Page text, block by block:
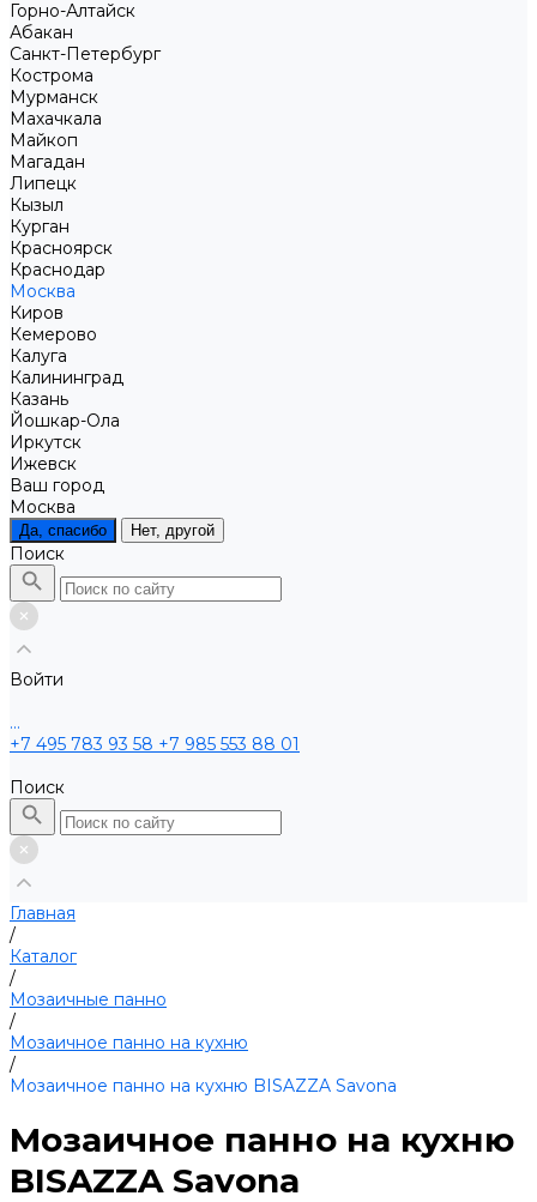
Горно-Алтайск
Абакан
Санкт-Петербург
Кострома
Мурманск
Махачкала
Майкоп
Магадан
Липецк
Кызыл
Курган
Красноярск
Краснодар
Москва
Киров
Кемерово
Калуга
Калининград
Казань
Йошкар-Ола
Иркутск
Ижевск
Ваш город
Москва
Да, спасибо Нет, другой
Поиск
Войти
...
+7 495 783 93 58 +7 985 553 88 01
Поиск
Главная
/
Каталог
/
Мозаичные панно
/
Мозаичное панно на кухню
/
Мозаичное панно на кухню BISAZZA Savona
Мозаичное панно на кухню
BISAZZA Savona